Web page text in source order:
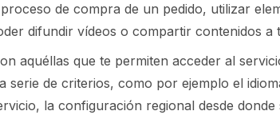
de compra de un pedido, utilizar
difundir vídeos o compartir contenidos a
aquéllas que te permiten acceder al
serie de criterios, como por ejemplo el
la configuración regional desde donde